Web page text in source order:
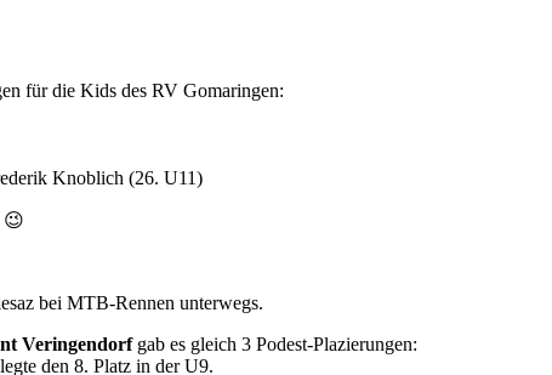
für die Kids des RV Gomaringen:
Knoblich (26. U11)
😉
bei MTB-Rennen unterwegs.
Veringendorfgab es gleich 3 Podest-Plazierungen:
den 8. Platz in der U9.